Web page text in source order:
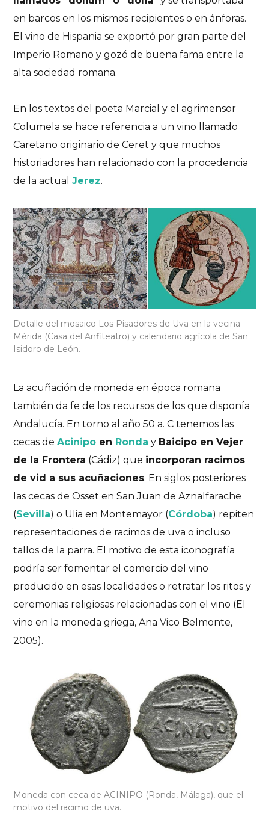
en barcos en los mismos recipientes o en ánforas.
El vino de Hispania se exportó por gran parte del
Imperio Romano y gozó de buena fama entre la
alta sociedad romana.
En los textos del poeta Marcial y el agrimensor
Columela se hace referencia a un vino llamado
Caretanooriginario deCerety que muchos
historiadores han relacionado con la procedencia
de la actualJerez.
Detalle del mosaico Los Pisadores de Uva en la vecina
Mérida (Casa del Anfiteatro) y calendario agrícola de San
Isidoro de León.
La acuñación de moneda en época romana
también da fe de los recursos de los que disponía
Andalucía. En torno al año 50 a. C tenemos las
cecas deAcinipo en Ronda y Baicipo en Vejer
de la Frontera (Cádiz) que incorporan racimos
de vid a sus acuñaciones. En siglos posteriores
las cecas deOsseten San Juan de Aznalfarache
(Sevilla) o Uliaen Montemayor (Córdoba) repiten
representaciones de racimos de uva o incluso
tallos de la parra. El motivo de esta iconografía
podría ser fomentar el comercio del vino
producido en esas localidades o retratar los ritos y
ceremonias religiosas relacionadas con el vino (El
vino en la moneda griega, Ana Vico Belmonte,
2005).
Moneda con ceca de ACINIPO (Ronda, Málaga), que el
motivo del racimo de uva.